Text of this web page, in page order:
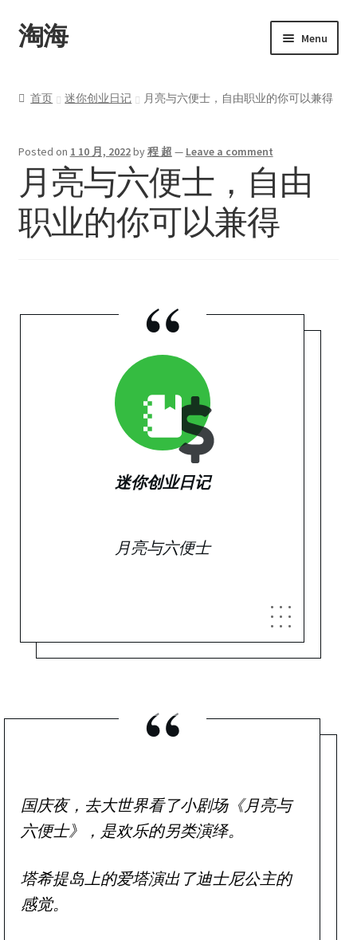
淘海 Menu
产品
Upwork
首页 迷你创业日记 月亮与六便士，自由职业的你可以兼得
Posted on 1 10 月, 2022by程 超 — Leave a comment
月亮与六便士，自由
职业的你可以兼得
“
迷你创业日记
月亮与六便士
“
国庆夜，去大世界看了小剧场《月亮与
六便士》，是欢乐的另类演绎。
塔希提岛上的爱塔演出了迪士尼公主的
感觉。